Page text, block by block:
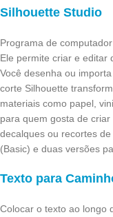
Silhouette Studio
Programa de
Ele permite criar e editar
Você desenha ou
corte Silhouette
materiais como papel,
para quem gosta de
decalques ou recortes
(Basic) e duas versões
Texto para
Colocar o texto ao longo